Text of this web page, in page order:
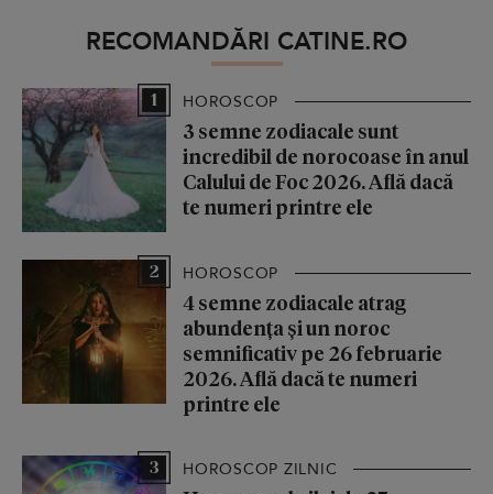
RECOMANDĂRI CATINE.RO
1 HOROSCOP
3 semne zodiacale sunt
incredibil de norocoase în anul
Calului de Foc 2026. Află dacă
te numeri printre ele
2 HOROSCOP
4 semne zodiacale atrag
abundența și un noroc
semnificativ pe 26 februarie
2026. Află dacă te numeri
printre ele
3 HOROSCOP ZILNIC